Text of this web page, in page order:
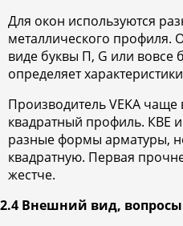
Для окон используются
металлического профиля.
виде буквы П, G или
определяет
Производитель VEKA чаще
квадратный профиль. КВЕ
разные формы арматуры,
квадратную. Первая
жестче.
2.4 Внешний вид, вопросы